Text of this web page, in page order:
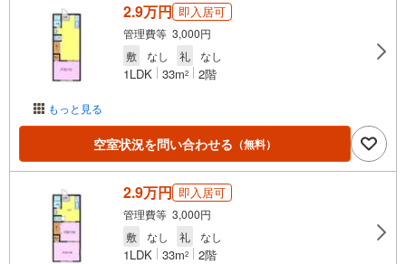
もっと見る
2.9万円 即入居可
管理費等 3,000円
敷
なし 礼 なし
1LDK 33m2 2階
空室状況を問い合わせる （無料）
2.9万円 即入居可
管理費等 3,000円
敷
なし 礼 なし
1LDK 33m2 2階